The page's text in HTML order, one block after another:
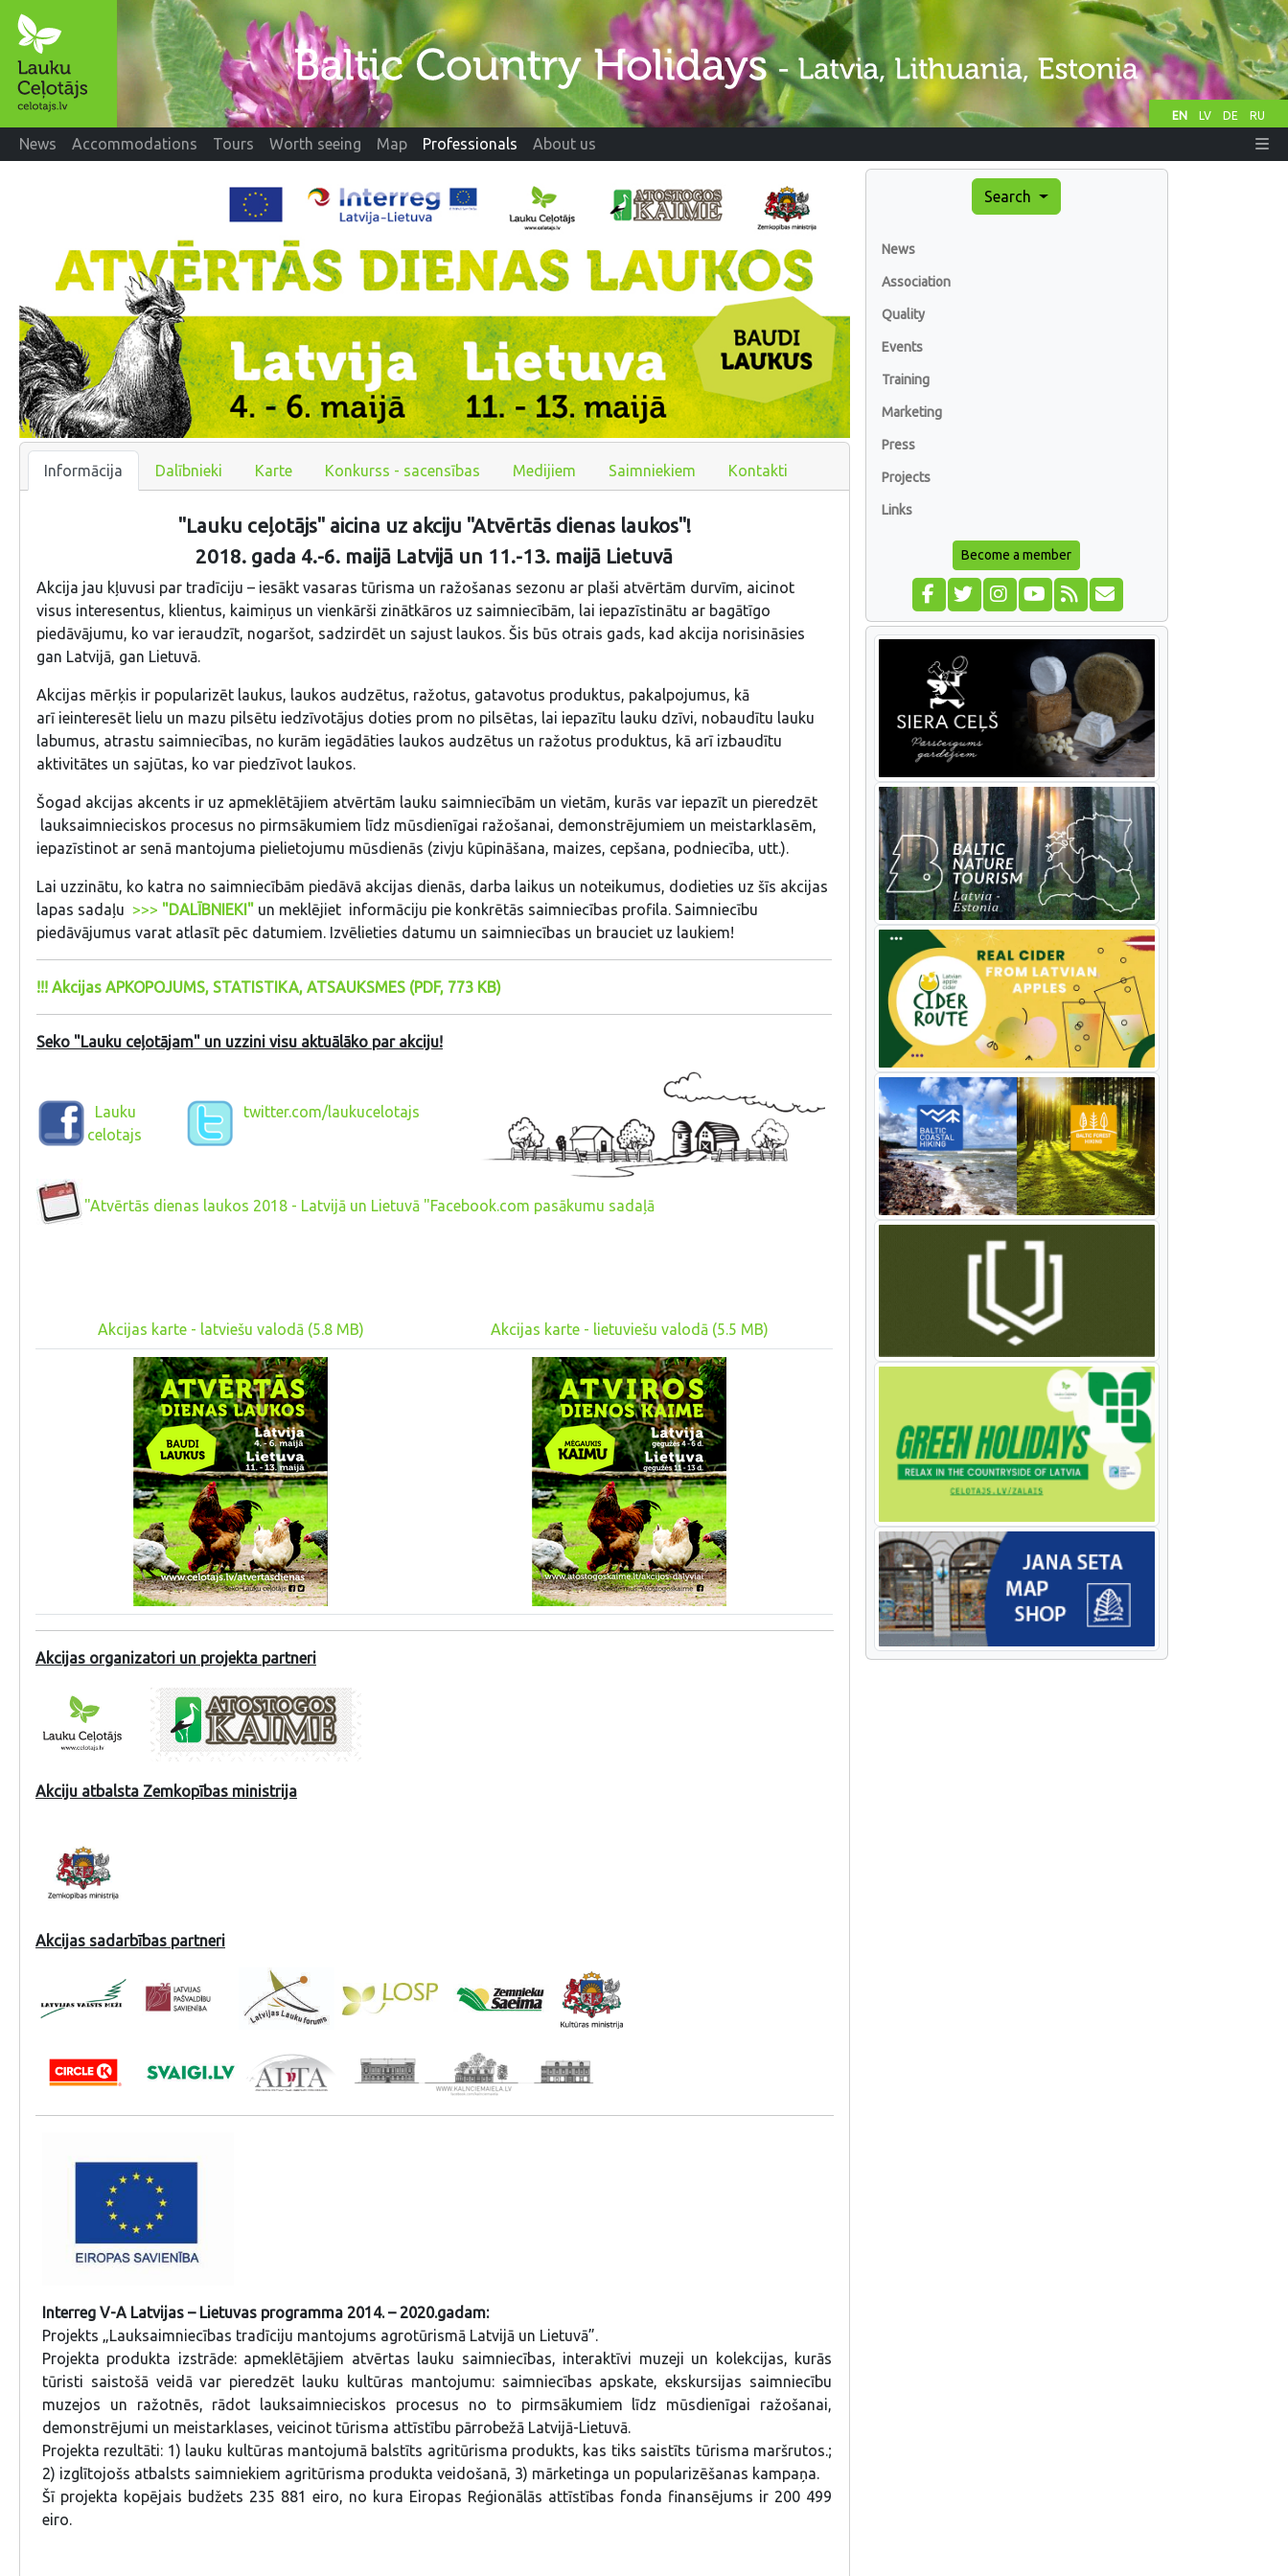
EN LV DE RU
News Accommodations Tours Worth seeing Map Professionals About us
Informācija Dalībnieki Karte Konkurss - sacensības Medijiem Saimniekiem Kontakti
"Lauku ceļotājs" aicina uz akciju "Atvērtās dienas laukos"!
2018. gada 4.-6. maijā Latvijā un 11.-13. maijā Lietuvā
Akcija jau kļuvusi par tradīciju – iesākt vasaras tūrisma un ražošanas sezonu ar plaši atvērtām durvīm, aicinot
visus interesentus, klientus, kaimiņus un vienkārši zinātkāros uz saimniecībām, lai iepazīstinātu ar bagātīgo
piedāvājumu, ko var ieraudzīt, nogaršot, sadzirdēt un sajust laukos. Šis būs otrais gads, kad akcija norisināsies
gan Latvijā, gan Lietuvā.
Akcijas mērķis ir popularizēt laukus, laukos audzētus, ražotus, gatavotus produktus, pakalpojumus, kā
arī ieinteresēt lielu un mazu pilsētu iedzīvotājus doties prom no pilsētas, lai iepazītu lauku dzīvi, nobaudītu lauku
labumus, atrastu saimniecības, no kurām iegādāties laukos audzētus un ražotus produktus, kā arī izbaudītu
aktivitātes un sajūtas, ko var piedzīvot laukos.
Šogad akcijas akcents ir uz apmeklētājiem atvērtām lauku saimniecībām un vietām, kurās var iepazīt un pieredzēt
lauksaimnieciskos procesus no pirmsākumiem līdz mūsdienīgai ražošanai, demonstrējumiem un meistarklasēm,
iepazīstinot ar senā mantojuma pielietojumu mūsdienās (zivju kūpināšana, maizes, cepšana, podniecība, utt.).
Lai uzzinātu, ko katra no saimniecībām piedāvā akcijas dienās, darba laikus un noteikumus, dodieties uz šīs akcijas
lapas sadaļu >>> "DALĪBNIEKI" un meklējiet informāciju pie konkrētās saimniecības profila. Saimniecību
piedāvājumus varat atlasīt pēc datumiem. Izvēlieties datumu un saimniecības un brauciet uz laukiem!
!!! Akcijas APKOPOJUMS, STATISTIKA, ATSAUKSMES (PDF, 773 KB)
Seko "Lauku ceļotājam" un uzzini visu aktuālāko par akciju!
Lauku
celotajs
twitter.com/laukucelotajs
"Atvērtās dienas laukos 2018 - Latvijā un Lietuvā "Facebook.com pasākumu sadaļā
Akcijas karte - latviešu valodā (5.8 MB) Akcijas karte - lietuviešu valodā (5.5 MB)
Akcijas organizatori un projekta partneri
Akciju atbalsta Zemkopības ministrija
Akcijas sadarbības partneri
Interreg V-A Latvijas – Lietuvas programma 2014. – 2020.gadam:
Projekts „Lauksaimniecības tradīciju mantojums agrotūrismā Latvijā un Lietuvā”.
Projekta produkta izstrāde: apmeklētājiem atvērtas lauku saimniecības, interaktīvi muzeji un kolekcijas, kurās
tūristi saistošā veidā var pieredzēt lauku kultūras mantojumu: saimniecības apskate, ekskursijas saimniecību
muzejos un ražotnēs, rādot lauksaimnieciskos procesus no to pirmsākumiem līdz mūsdienīgai ražošanai,
demonstrējumi un meistarklases, veicinot tūrisma attīstību pārrobežā Latvijā-Lietuvā.
Projekta rezultāti: 1) lauku kultūras mantojumā balstīts agritūrisma produkts, kas tiks saistīts tūrisma maršrutos.;
2) izglītojošs atbalsts saimniekiem agritūrisma produkta veidošanā, 3) mārketinga un popularizēšanas kampaņa.
Šī projekta kopējais budžets 235 881 eiro, no kura Eiropas Reģionālās attīstības fonda finansējums ir 200 499
eiro.
Search
News
Association
Quality
Events
Training
Marketing
Press
Projects
Links
Become a member